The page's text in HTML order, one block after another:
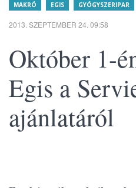
MAKRÓ EGIS GYÓGYSZERIPAR
2013. SZEPTEMBER 24. 09:58
Október 1-
Egis a
ajánlatáról